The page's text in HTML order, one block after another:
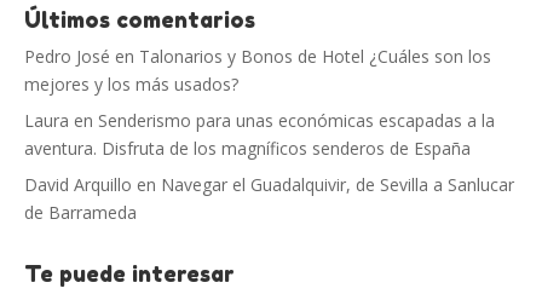
Últimos comentarios
Pedro José en Talonarios y Bonos de Hotel ¿Cuáles son los
mejores y los más usados?
Laura en Senderismo para unas económicas escapadas a la
aventura. Disfruta de los magníficos senderos de España
David Arquillo en Navegar el Guadalquivir, de Sevilla a Sanlucar
de Barrameda
Te puede interesar